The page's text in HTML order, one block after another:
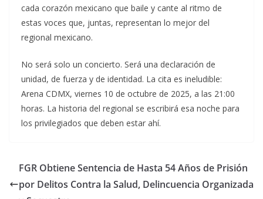
cada corazón mexicano que baile y cante al ritmo de
estas voces que, juntas, representan lo mejor del
regional mexicano.
No será solo un concierto. Será una declaración de
unidad, de fuerza y de identidad. La cita es ineludible:
Arena CDMX, viernes 10 de octubre de 2025, a las 21:00
horas. La historia del regional se escribirá esa noche para
los privilegiados que deben estar ahí.
FGR Obtiene Sentencia de Hasta 54 Años de Prisión
por Delitos Contra la Salud, Delincuencia Organizada